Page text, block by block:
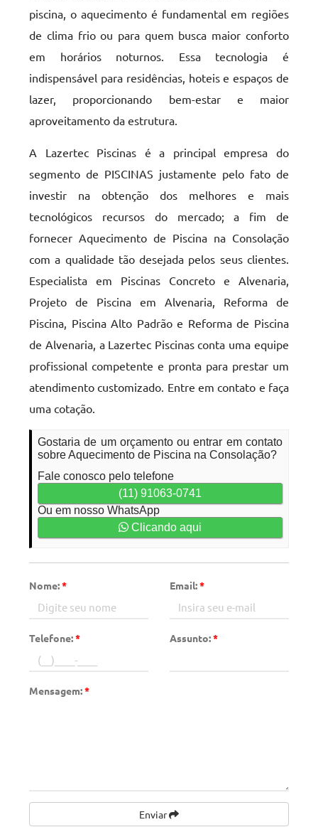
piscina, o aquecimento é fundamental em regiões
de clima frio ou para quem busca maior conforto
em horários noturnos. Essa tecnologia é
indispensável para residências, hoteis e espaços de
lazer, proporcionando bem-estar e maior
aproveitamento da estrutura.
A Lazertec Piscinas é a principal empresa do
segmento de PISCINAS justamente pelo fato de
investir na obtenção dos melhores e mais
tecnológicos recursos do mercado; a fim de
fornecer Aquecimento de Piscina na Consolação
com a qualidade tão desejada pelos seus clientes.
Especialista em Piscinas Concreto e Alvenaria,
Projeto de Piscina em Alvenaria, Reforma de
Piscina, Piscina Alto Padrão e Reforma de Piscina
de Alvenaria, a Lazertec Piscinas conta uma equipe
profissional competente e pronta para prestar um
atendimento customizado. Entre em contato e faça
uma cotação.
Gostaria de um orçamento ou entrar em contato
sobre Aquecimento de Piscina na Consolação?
Fale conosco pelo telefone
(11) 91063-0741
Ou em nosso WhatsApp
Clicando aqui
Nome:* Email:*
Telefone:* Assunto:*
Mensagem:*
Enviar